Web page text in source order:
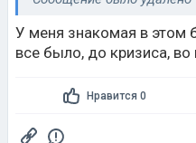
У меня знакомая в этом
все было, до кризиса, во
Нравится 0